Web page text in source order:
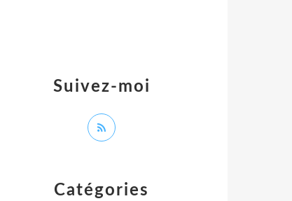
Catégories
Suivez-moi